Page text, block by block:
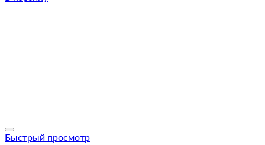
Быстрый просмотр